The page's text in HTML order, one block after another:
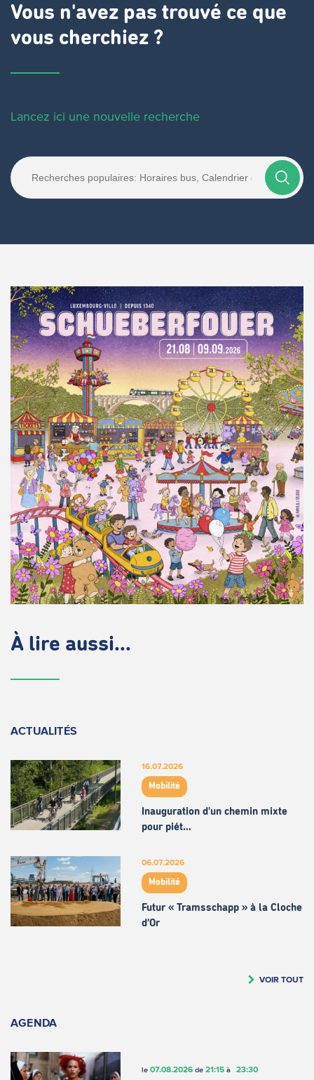
Vous n'avez pas trouvé ce que
vous cherchiez ?
Lancez ici une nouvelle recherche
À lire aussi...
ACTUALITÉS
16.07.2026
Mobilité
Inauguration d'un chemin mixte
pour piét…
06.07.2026
Mobilité
Futur « Tramsschapp » à la Cloche
d’Or
VOIR TOUT
AGENDA
le 07.08.2026de 21:15à 23:30